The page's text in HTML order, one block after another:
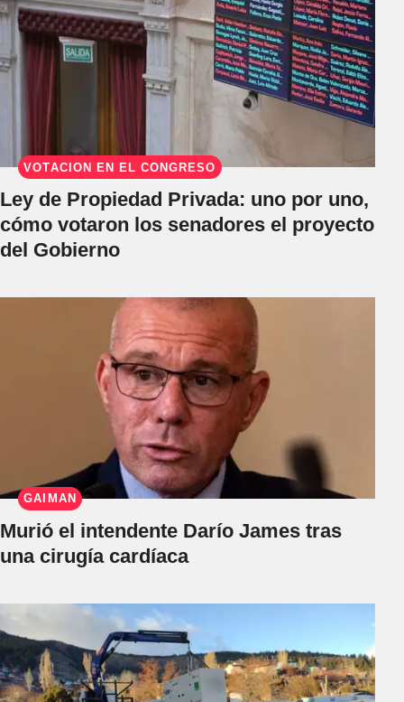
VOTACIÓN EN EL CONGRESO
Ley de Propiedad Privada: uno por uno,
cómo votaron los senadores el proyecto
del Gobierno
GAIMAN
Murió el intendente Darío James tras
una cirugía cardíaca